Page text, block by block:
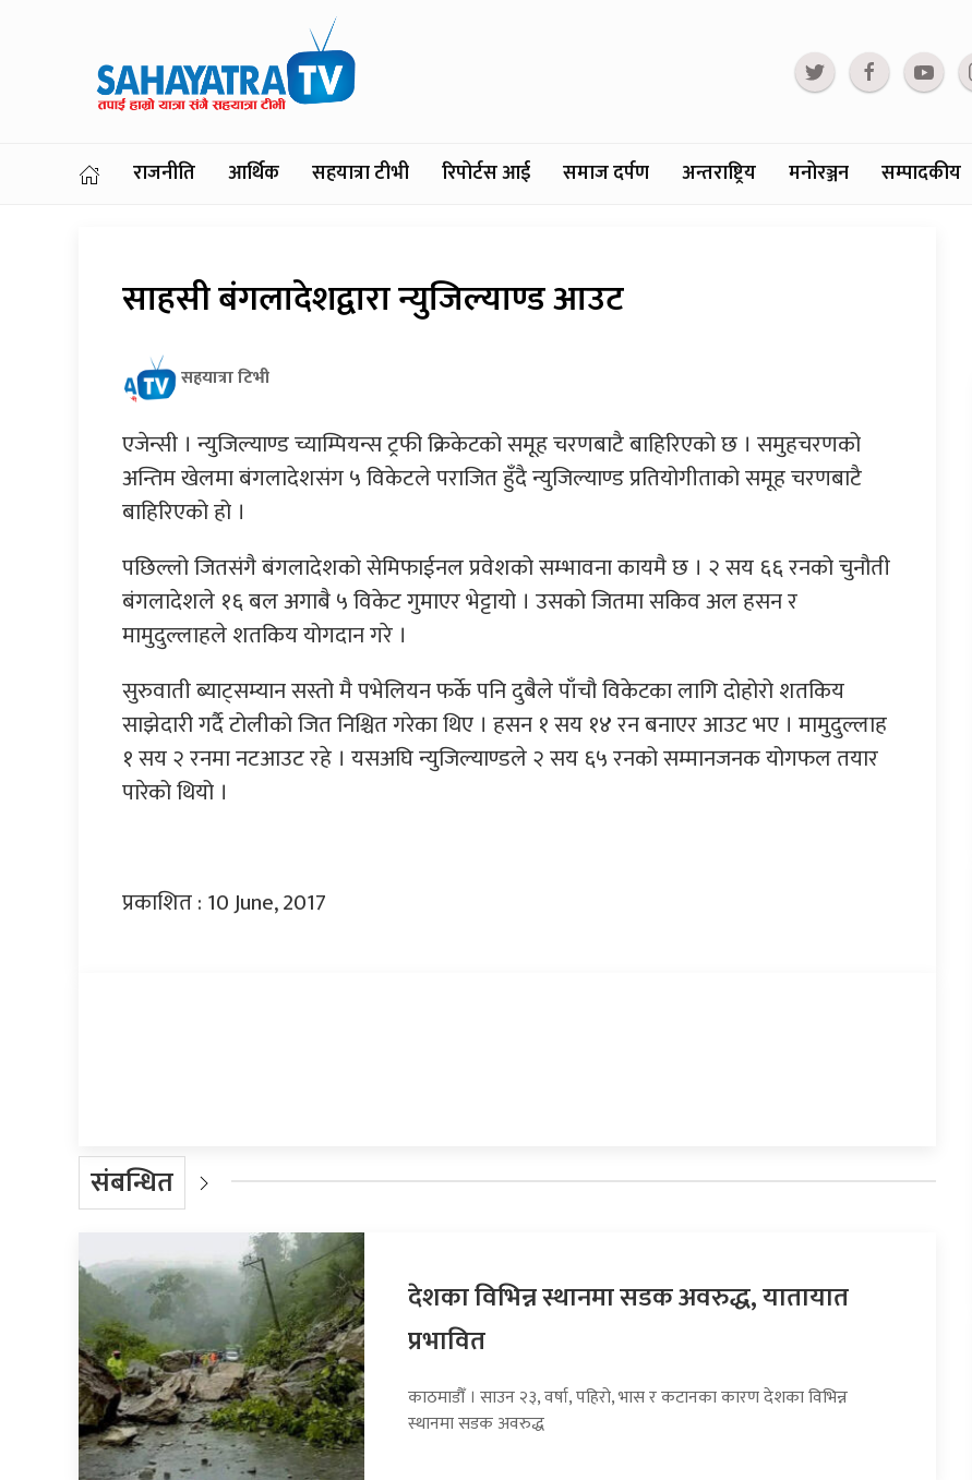
राजनीति आर्थिक सहयात्रा टीभी रिपोर्टस आई समाज दर्पण अन्तराष्ट्रिय मनोरञ्जन सम्पादकीय
साहसी बंगलादेशद्वारा न्युजिल्याण्ड आउट
सहयात्रा टिभी
एजेन्सी । न्युजिल्याण्ड च्याम्पियन्स ट्रफी क्रिकेटको समूह चरणबाटै बाहिरिएको छ । समुहचरणको
अन्तिम खेलमा बंगलादेशसंग ५ विकेटले पराजित हुँदै न्युजिल्याण्ड प्रतियोगीताको समूह चरणबाटै
बाहिरिएको हो ।
पछिल्लो जितसंगै बंगलादेशको सेमिफाईनल प्रवेशको सम्भावना कायमै छ । २ सय ६६ रनको चुनौती
बंगलादेशले १६ बल अगाबै ५ विकेट गुमाएर भेट्टायो । उसको जितमा सकिव अल हसन र
मामुदुल्लाहले शतकिय योगदान गरे ।
सुरुवाती ब्याट्सम्यान सस्तो मै पभेलियन फर्के पनि दुबैले पाँचौ विकेटका लागि दोहोरो शतकिय
साझेदारी गर्दै टोलीको जित निश्चित गरेका थिए । हसन १ सय १४ रन बनाएर आउट भए । मामुदुल्लाह
१ सय २ रनमा नटआउट रहे । यसअघि न्युजिल्याण्डले २ सय ६५ रनको सम्मानजनक योगफल तयार
पारेको थियो ।
प्रकाशित : 10 June, 2017
संबन्धित
देशका विभिन्न स्थानमा सडक अवरुद्ध, यातायात
प्रभावित
काठमाडौँ । साउन २३, वर्षा, पहिरो, भास र कटानका कारण देशका विभिन्न
स्थानमा सडक अवरुद्ध